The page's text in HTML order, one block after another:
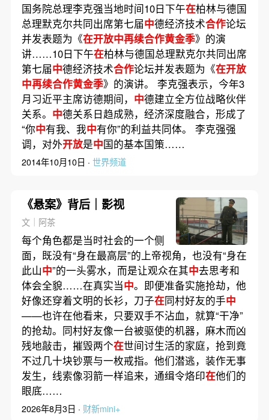
国务院总理李克强当地时间10日下午在柏林与德国
总理默克尔共同出席第七届中德经济技术合作论坛
并发表题为《在开放中再续合作黄金季》的演
讲……10日下午在柏林与德国总理默克尔共同出席
第七届中德经济技术合作论坛并发表题为《在开放
中再续合作黄金季》的演讲。 李克强表示，今年3
月习近平主席访德期间， 中德建立全方位战略伙伴
关系。 中德关系日趋成熟，经济深度融合，形成了
“你中有我、我中有你”的利益共同体。 李克强强
调，对外开放是中国的基本国策……
2014年10月10日 · 世界频道
《悬案》背后｜影视
文｜阿茶
每个角色都是当时社会的一个侧
面，既没有“身在最高层”的上帝视角，也没有“身在
此山中”的一头雾水，而是让观众在其中去思考和
体会全貌……在真实当中。即便准备实施抢劫，他
好像还穿着文明的长衫，刀子在同村好友的手中
——也许在他看来，只要双手不沾血，就算“干净”
的抢劫。同村好友像一台被驱使的机器，麻木而凶
残地敲击，摧毁两个在世间讨生活的家庭，抢到竟
不过几十块钞票与一枚戒指。他们潜逃，装作无事
发生，线索像羽箭一样追来，通缉令烙印在他们的
眼底……
2026年8月3日 · 财新mini+